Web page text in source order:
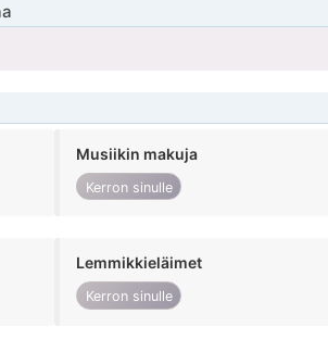
Musiikin makuja
Kerron sinulle
Lemmikkieläimet
Kerron sinulle